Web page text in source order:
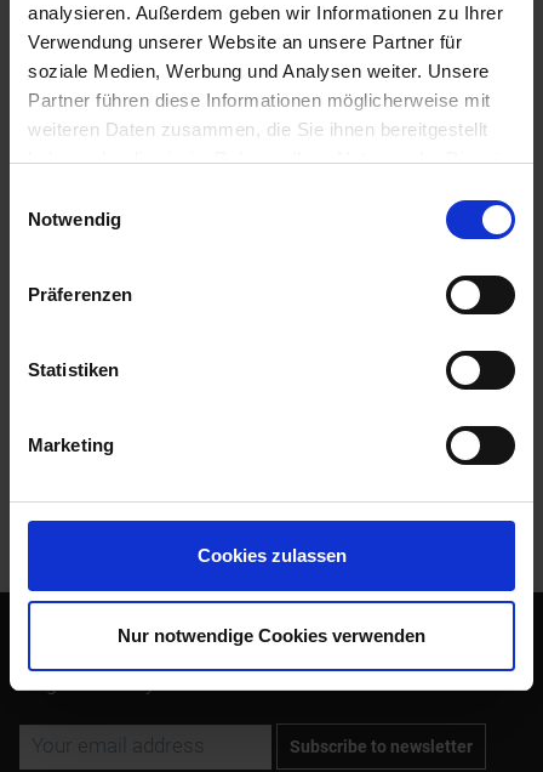
analysieren. Außerdem geben wir Informationen zu Ihrer
Verwendung unserer Website an unsere Partner für
soziale Medien, Werbung und Analysen weiter. Unsere
Partner führen diese Informationen möglicherweise mit
weiteren Daten zusammen, die Sie ihnen bereitgestellt
haben oder die sie im Rahmen Ihrer Nutzung der Dienste
Cookies, wenn Sie unsere Webseite weiterhin nutzen.
Notwendig
Präferenzen
Statistiken
Marketing
Cookies zulassen
Nur notwendige Cookies verwenden
part no.: 1133330
Description
A great upgrade for any air cooled boxer! This set of 4 valve
adjust screws replaces the...more
Downloads
Read, write and discuss reviews...
Customers also viewed
longer miss any offers or news of Siebenrock.
Subscribe to newsletter